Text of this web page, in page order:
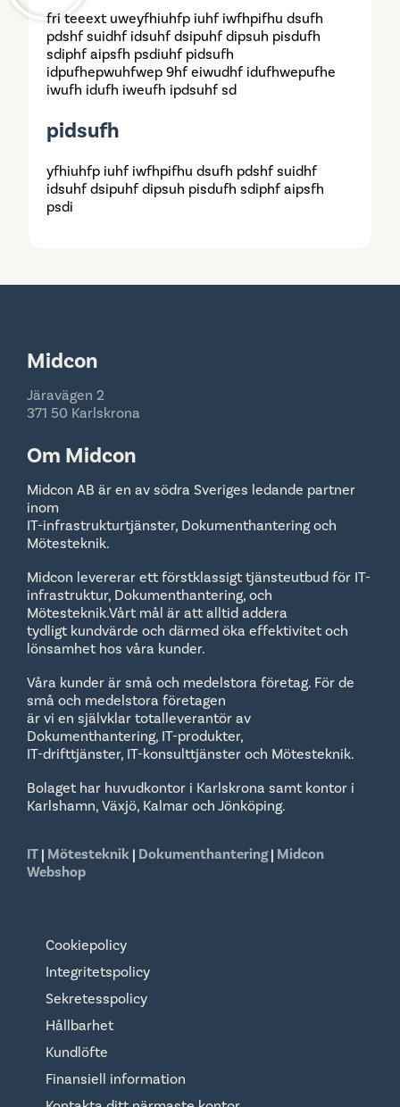
fri teeext uweyfhiuhfp iuhf iwfhpifhu dsufh
pdshf suidhf idsuhf dsipuhf dipsuh pisdufh
sdiphf aipsfh psdiuhf pidsufh
idpufhepwuhfwep 9hf eiwudhf idufhwepufhe
iwufh idufh iweufh ipdsuhf sd
pidsufh
yfhiuhfp iuhf iwfhpifhu dsufh pdshf suidhf
idsuhf dsipuhf dipsuh pisdufh sdiphf aipsfh
psdi
Midcon
Järavägen 2
371 50 Karlskrona
Om Midcon
Midcon AB är en av södra Sveriges ledande partner
inom
IT-infrastrukturtjänster, Dokumenthantering och
Mötesteknik.
Midcon levererar ett förstklassigt tjänsteutbud för IT-
infrastruktur, Dokumenthantering, och
Mötesteknik.Vårt mål är att alltid addera
tydligt kundvärde och därmed öka effektivitet och
lönsamhet hos våra kunder.
Våra kunder är små och medelstora företag. För de
små och medelstora företagen
är vi en självklar totalleverantör av
Dokumenthantering, IT-produkter,
IT-drifttjänster, IT-konsulttjänster och Mötesteknik.
Bolaget har huvudkontor i Karlskrona samt kontor i
Karlshamn, Växjö, Kalmar och Jönköping.
IT | Mötesteknik | Dokumenthantering| Midcon
Webshop
Cookiepolicy
Integritetspolicy
Sekretesspolicy
Hållbarhet
Kundlöfte
Finansiell information